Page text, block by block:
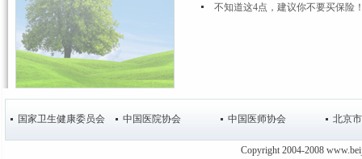
不知道这4点，建议你不要买保险
国家卫生健康委员会 中国医院协会 中国医师协会 北京
Copyright 2004-2008